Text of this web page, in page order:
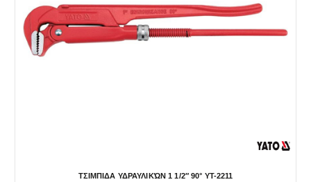
ΤΣΙΜΠΙΔΑ ΥΔΡΑΥΛΙΚΏΝ 1 1/2″ 90° YT-2211